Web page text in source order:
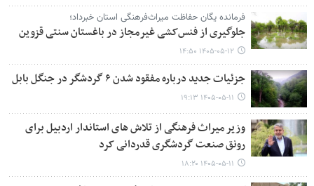
فرمانده یگان حفاظت میراث‌فرهنگی استان خبرداد؛
جلوگیری از فنس‌کشی غیرمجاز در باغستان سنتی قزوین
۱۴۰۵-۰۵-۱۲ ۱۴:۵۰
جزئیات جدید درباره مفقود شدن ۶ گردشگر در جنگل‌ بابل
۱۴۰۵-۰۵-۱۱ ۱۹:۱۳
وزیر میراث فرهنگی از تلاش های استاندار اردبیل برای
رونق صنعت گردشگری قدردانی کرد
۱۴۰۵-۰۵-۱۱ ۱۸:۲۰